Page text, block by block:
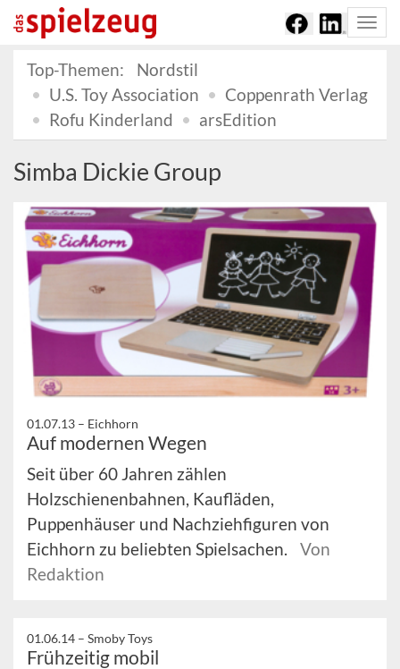
Top-Themen:
Nordstil
U.S. Toy Association
Coppenrath Verlag
Rofu Kinderland
arsEdition
Simba Dickie Group
01.07.13 – Eichhorn
Auf modernen Wegen
Seit über 60 Jahren zählen
Holzschienenbahnen, Kaufläden,
Puppenhäuser und Nachziehfiguren von
Eichhorn zu beliebten Spielsachen.
Von
Redaktion
01.06.14 – Smoby Toys
Frühzeitig mobil